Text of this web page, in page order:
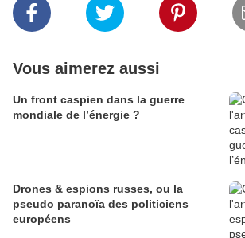
Vous aimerez aussi
Un front caspien dans la guerre
mondiale de l’énergie ?
Drones & espions russes, ou la
pseudo paranoïa des politiciens
européens